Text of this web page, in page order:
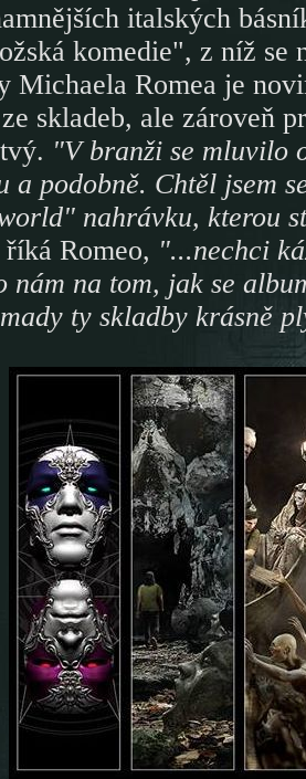
italských
komedie", z níž
Michaela Romea je
skladeb, ale zároveň
"V branži se mluvilo
a podobně. Chtěl jsem
nahrávku, kterou
říká Romeo, "...nechci
nám na tom, jak se
ty skladby krásně